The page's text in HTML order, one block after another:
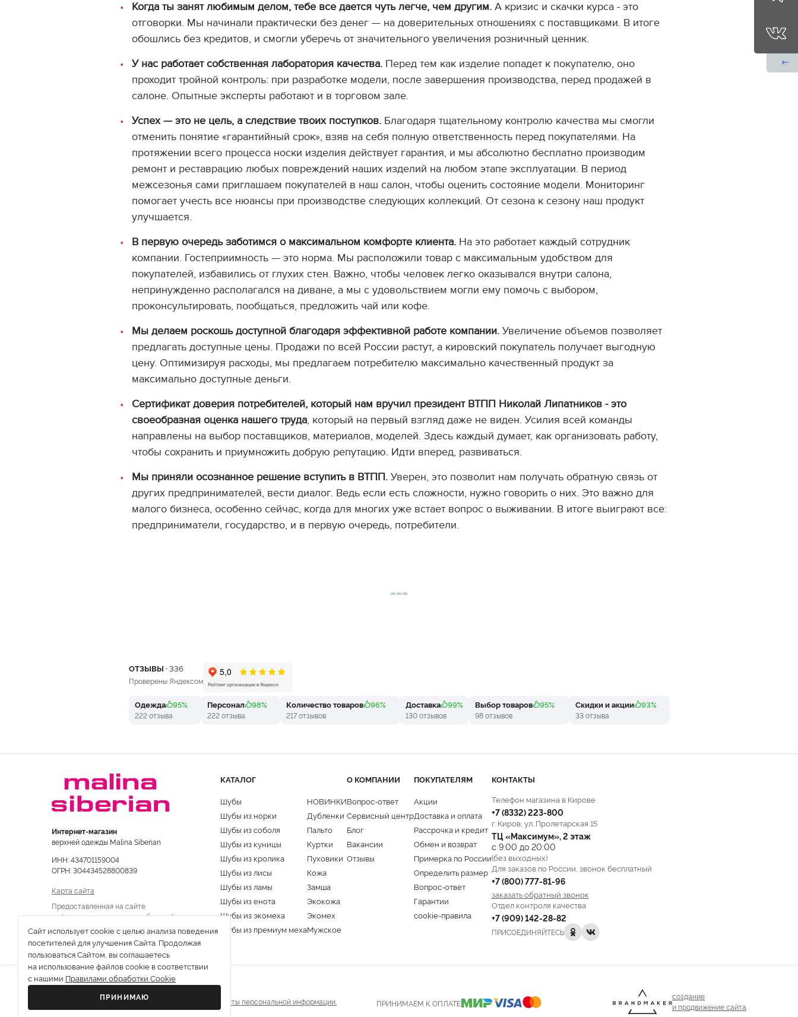
Когда ты занят любимым делом, тебе все дается чуть легче, чем другим. А кризис и скачки курса - это
отговорки. Мы начинали практически без денег — на доверительных отношениях с поставщиками. В итоге
обошлись без кредитов, и смогли уберечь от значительного увеличения розничный ценник.
У нас работает собственная лаборатория качества. Перед тем как изделие попадет к покупателю, оно
проходит тройной контроль: при разработке модели, после завершения производства, перед продажей в
салоне. Опытные эксперты работают и в торговом зале.
Успех — это не цель, а следствие твоих поступков. Благодаря тщательному контролю качества мы смогли
отменить понятие «гарантийный срок», взяв на себя полную ответственность перед покупателями. На
протяжении всего процесса носки изделия действует гарантия, и мы абсолютно бесплатно производим
ремонт и реставрацию любых повреждений наших изделий на любом этапе эксплуатации. В период
межсезонья сами приглашаем покупателей в наш салон, чтобы оценить состояние модели. Мониторинг
помогает учесть все нюансы при производстве следующих коллекций. От сезона к сезону наш продукт
улучшается.
В первую очередь заботимся о максимальном комфорте клиента. На это работает каждый сотрудник
компании. Гостеприимность — это норма. Мы расположили товар с максимальным удобством для
покупателей, избавились от глухих стен. Важно, чтобы человек легко оказывался внутри салона,
непринужденно располагался на диване, а мы с удовольствием могли ему помочь с выбором,
проконсультировать, пообщаться, предложить чай или кофе.
Мы делаем роскошь доступной благодаря эффективной работе компании. Увеличение объемов позволяет
предлагать доступные цены. Продажи по всей России растут, а кировский покупатель получает выгодную
цену. Оптимизируя расходы, мы предлагаем потребителю максимально качественный продукт за
максимально доступные деньги.
Сертификат доверия потребителей, который нам вручил президент ВТПП Николай Липатников - это
своеобразная оценка нашего труда, который на первый взгляд даже не виден. Усилия всей команды
направлены на выбор поставщиков, материалов, моделей. Здесь каждый думает, как организовать работу,
чтобы сохранить и приумножить добрую репутацию. Идти вперед, развиваться.
Мы приняли осознанное решение вступить в ВТПП. Уверен, это позволит нам получать обратную связь от
других предпринимателей, вести диалог. Ведь если есть сложности, нужно говорить о них. Это важно для
малого бизнеса, особенно сейчас, когда для многих уже встает вопрос о выживании. В итоге выиграют все:
предприниматели, государство, и в первую очередь, потребители.
Сайт использует cookie с целью анализа поведения
посетителей для улучшения Сайта. Продолжая
пользоваться Сайтом, вы соглашаетесь
на использование файлов cookie в соответствии
с нашими Правилами обработки Cookie
ПРИНИМАЮ
ОТЗЫВЫ ·336
Проверены Яндексом
Одежда 95%
222 отзыва
Персонал 98%
222 отзыва
Количество товаров 96%
217 отзывов
Доставка 99%
130 отзывов
Выбор товаров 95%
98 отзывов
Скидки и акции 93%
33 отзыва
Интернет-магазин
верхней одежды Malina Siberian
ИНН: 434701159004
ОГРН: 304434528800839
Карта сайта
Предоставленная на сайте
информация не является публичной
КАТАЛОГ
Шубы
Шубы из норки
Шубы из соболя
Шубы из куницы
Шубы из кролика
Шубы из лисы
Шубы из ламы
Шубы из енота
Шубы из экомеха
Шубы из премиум меха
НОВИНКИ
Дубленки
Пальто
Куртки
Пуховики
Кожа
Замша
Экокожа
Экомех
Мужское
О КОМПАНИИ
Вопрос-ответ
Сервисный центр
Блог
Вакансии
Отзывы
ПОКУПАТЕЛЯМ
Акции
Доставка и оплата
Рассрочка и кредит
Обмен и возврат
Примерка по России
Определить размер
Вопрос-ответ
Гарантии
cookie-правила
КОНТАКТЫ
Телефон магазина в Кирове
+7 (8332)223-800
г. Киров, ул. Пролетарская 15
ТЦ «Максимум», 2 этаж
с 9:00 до 20:00
(без выходных)
Для заказов по России, звонок бесплатный
+7 (800) 777-81-96
заказать обратный звонок
Отдел контроля качества
+7 (909) 142-28-82
ПРИСОЕДИНЯЙТЕСЬ
Все права защищены © 2013-2026 г. Политика защиты персональной информации. ПРИНИМАЕМ К ОПЛАТЕ
создание
и продвижение сайта